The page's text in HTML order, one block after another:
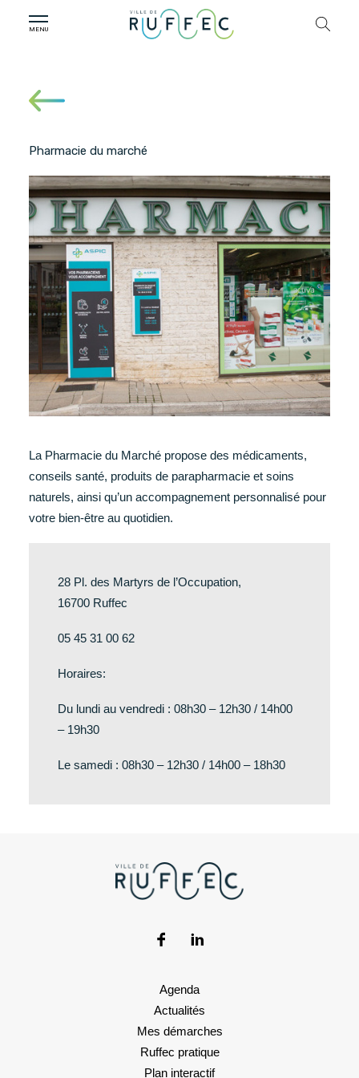
Pharmacie du marché
La Pharmacie du Marché propose des médicaments,
conseils santé, produits de parapharmacie et soins
naturels, ainsi qu’un accompagnement personnalisé pour
votre bien-être au quotidien.
28 Pl. des Martyrs de l’Occupation,
16700 Ruffec
05 45 31 00 62
Horaires:
Du lundi au vendredi : 08h30 – 12h30 / 14h00
– 19h30
Le samedi : 08h30 – 12h30 / 14h00 – 18h30
Agenda
Actualités
Mes démarches
Ruffec pratique
Plan interactif